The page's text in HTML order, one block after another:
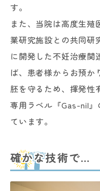
す。
また、当院は高度生
業研究施設との共同研
に開発した不妊治療関
ば、患者様からお預か
胚を守るため、揮発性
専用ラベル『Gas-nil
ています。
確かな技術で…